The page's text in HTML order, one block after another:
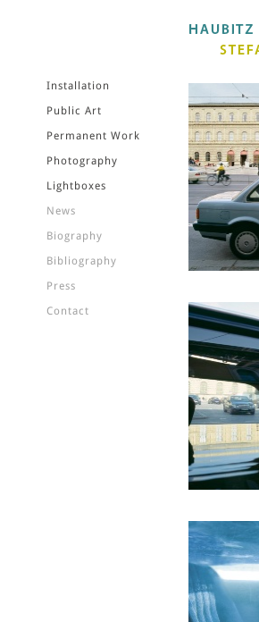
Installation
Public Art
Permanent Work
Photography
Lightboxes
News
Biography
Bibliography
Press
Contact